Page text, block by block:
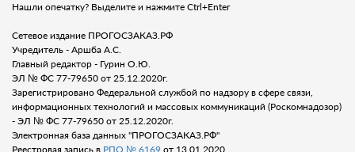
Нашли опечатку? Выделите и нажмите Ctrl+Enter
Сетевое издание ПРОГОСЗАКАЗ.РФ
Учредитель - Аршба А.С.
Главный редактор - Гурин О.Ю.
ЭЛ № ФС 77-79650 от 25.12.2020г.
Зарегистрировано Федеральной службой по надзору в сфере связи,
информационных технологий и массовых коммуникаций (Роскомнадозор)
- ЭЛ № ФС 77-79650 от 25.12.2020г.
Электронная база данных "ПРОГОСЗАКАЗ.РФ"
Реестровая запись в РПО № 6169 от 13.01.2020